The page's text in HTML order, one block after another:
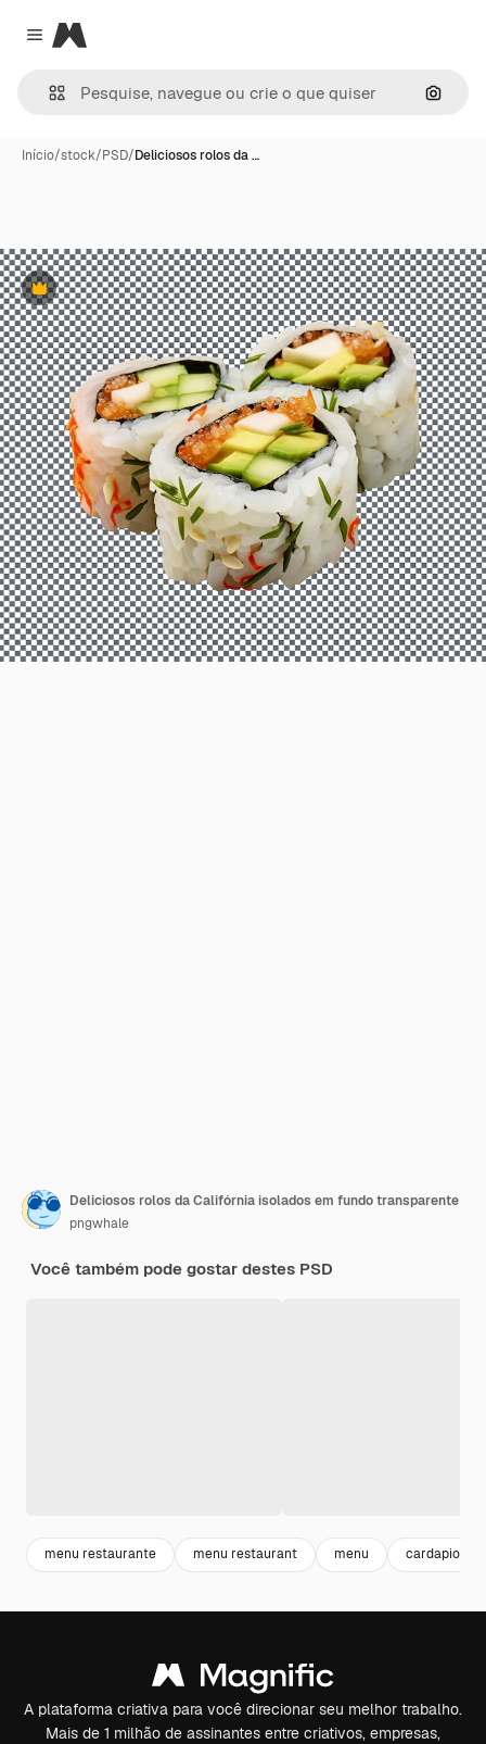
Close menu
Magnific
Início/stock/PSD/Deliciosos rolos da …
Premium
Deliciosos rolos da Califórnia isolados em fundo transparente
pngwhale
Você também pode gostar destes PSD
menu restaurante menu restaurant menu cardapio
A plataforma criativa para você direcionar seu melhor trabalho.
Mais de 1 milhão de assinantes entre criativos, empresas,